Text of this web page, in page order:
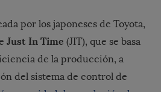
por los japoneses de Toyota,
Just In Time (JIT), que se basa
de la producción, a
del sistema de control de